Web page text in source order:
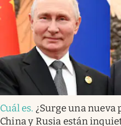
Cuál es. ¿Surge una nueva
China y Rusia están